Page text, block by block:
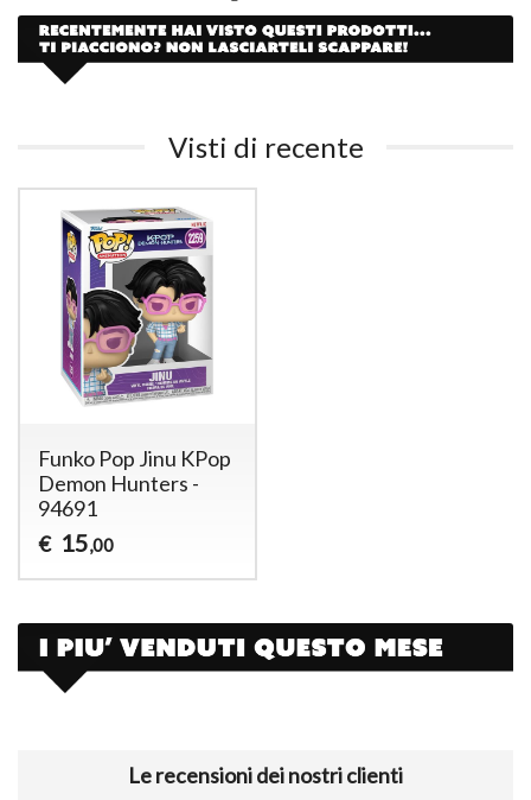
Visti di recente
Funko Pop Jinu KPop
Demon Hunters -
94691
€ 15,00
Le recensioni dei nostri clienti